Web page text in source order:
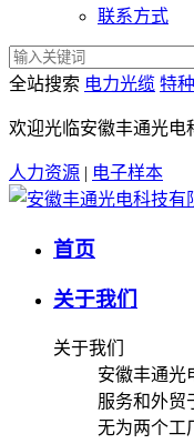
联系方式
全站搜索 电力光缆 特
欢迎光临安徽丰通光电
人力资源 | 电子样本
首页
关于我们
关于我们
安徽丰通光
服务和外贸
无为两个工